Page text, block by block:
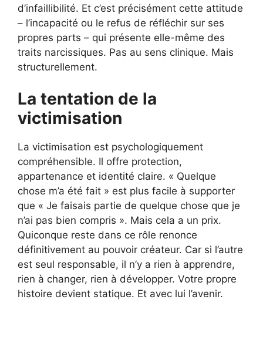
d’infaillibilité. Et c’est précisément cette attitude
– l’incapacité ou le refus de réfléchir sur ses
propres parts – qui présente elle-même des
traits narcissiques. Pas au sens clinique. Mais
structurellement.
La tentation de la
victimisation
La victimisation est psychologiquement
compréhensible. Il offre protection,
appartenance et identité claire. « Quelque
chose m’a été fait » est plus facile à supporter
que « Je faisais partie de quelque chose que je
n’ai pas bien compris ». Mais cela a un prix.
Quiconque reste dans ce rôle renonce
définitivement au pouvoir créateur. Car si l’autre
est seul responsable, il n’y a rien à apprendre,
rien à changer, rien à développer. Votre propre
histoire devient statique. Et avec lui l’avenir.